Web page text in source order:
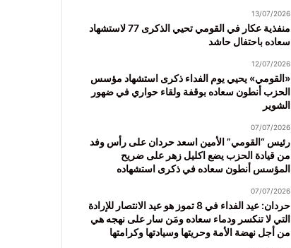
13/07/2026
منفذية عكار في القومي تحيي الذكرى 77 لاستشهاد
سعاده باحتفال حاشد
12/07/2026
«القومي» يحيي يوم الفداء ذكرى استشهاد مؤسس
الحزب أنطون سعاده بوقفة ولقاء حواري في ضهور
الشوير
07/07/2026
رئيس “القومي” الأمين اسعد حردان على رأس وفد
من قيادة الحزب يضع اكليل زهر على ضريح
المؤسس أنطون سعاده في ذكرى استشهاده
07/07/2026
حردان: عيد الفداء في 8 تموز هو عيد الانتصار للإرادة
التي لا تنكسر ودماء سعاده ومَن سار على نهجه هي
من أجل نهضة الأمة وحريتها وسيادتها وكرامتها